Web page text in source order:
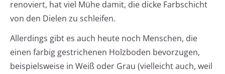
renoviert, hat viel Mühe damit, die dicke Farbschicht
von den Dielen zu schleifen.
Allerdings gibt es auch heute noch Menschen, die
einen farbig gestrichenen Holzboden bevorzugen,
beispielsweise in Weiß oder Grau (vielleicht auch, weil